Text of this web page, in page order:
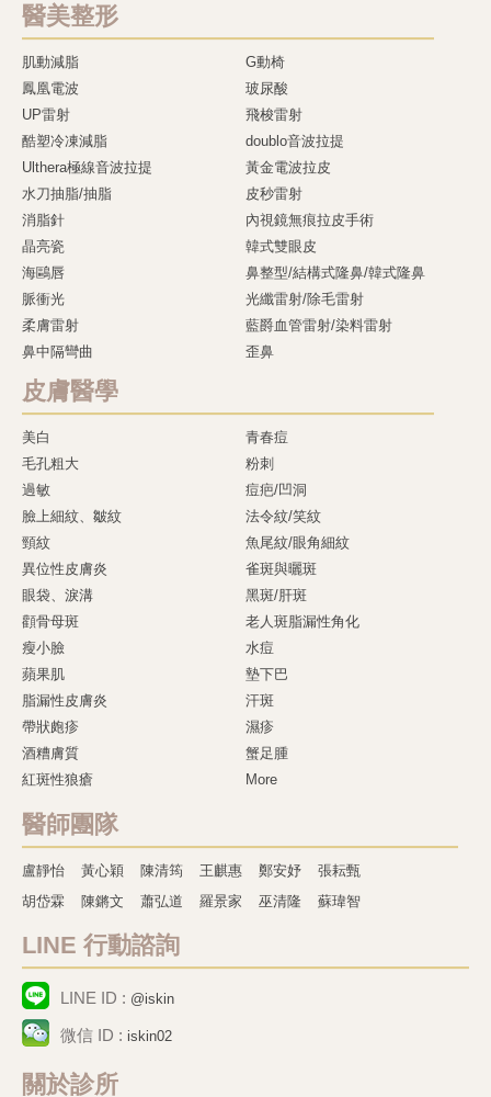
醫美整形
肌動減脂
G動椅
鳳凰電波
玻尿酸
UP雷射
飛梭雷射
酷塑冷凍減脂
doublo音波拉提
Ulthera極線音波拉提
黃金電波拉皮
水刀抽脂/抽脂
皮秒雷射
消脂針
內視鏡無痕拉皮手術
晶亮瓷
韓式雙眼皮
海鷗唇
鼻整型/結構式隆鼻/韓式隆鼻
脈衝光
光纖雷射/除毛雷射
柔膚雷射
藍爵血管雷射/染料雷射
鼻中隔彎曲
歪鼻
皮膚醫學
美白
青春痘
毛孔粗大
粉刺
過敏
痘疤/凹洞
臉上細紋、皺紋
法令紋/笑紋
頸紋
魚尾紋/眼角細紋
異位性皮膚炎
雀斑與曬斑
眼袋、淚溝
黑斑/肝斑
顴骨母斑
老人斑脂漏性角化
瘦小臉
水痘
蘋果肌
墊下巴
脂漏性皮膚炎
汗斑
帶狀皰疹
濕疹
酒糟膚質
蟹足腫
紅斑性狼瘡
More
醫師團隊
盧靜怡 黃心穎 陳清筠 王麒惠 鄭安妤
張耘甄
胡岱霖
陳鏘文 蕭弘道 羅景家 巫清隆 蘇瑋智
LINE 行動諮詢
LINE ID : @iskin
微信 ID : iskin02
關於診所